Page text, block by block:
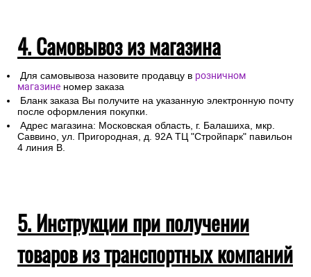
4. Самовывоз из магазина
Для самовывоза назовите продавцу в розничном
магазине номер заказа
Бланк заказа Вы получите на указанную электронную почту
после оформления покупки.
Адрес магазина: Московская область, г. Балашиха, мкр.
Саввино, ул. Пригородная, д. 92А ТЦ "Стройпарк" павильон
4 линия В.
5. Инструкции при получении
товаров из транспортных компаний